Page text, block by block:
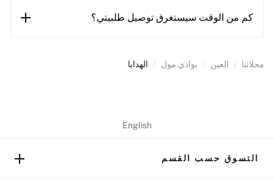
كم من الوقت سيستغرق توصيل طلبيتي؟
محلاتنا / العين / بوادي مول / الهدايا
English
التسوق حسب القسم